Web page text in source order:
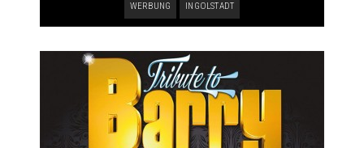
WERBUNG INGOLSTADT